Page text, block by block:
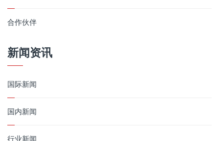
合作伙伴
新闻资讯
国际新闻
国内新闻
行业新闻